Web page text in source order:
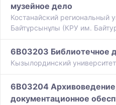
музейное дело
Костанайский региональный
Байтұрсынұлы (КРУ им.
6B03203 Библиотечное
Кызылординский
6B03204
документационное